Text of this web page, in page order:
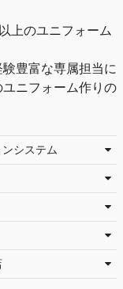
上のユニフォーム
豊富な専属担当に
ニフォーム作りの
システム